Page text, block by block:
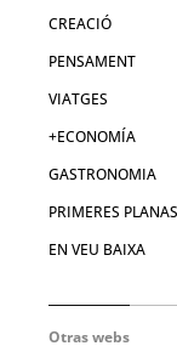
CREACIÓ
PENSAMENT
VIATGES
+ECONOMÍA
GASTRONOMIA
PRIMERES PLANAS
EN VEU BAIXA
Otras webs